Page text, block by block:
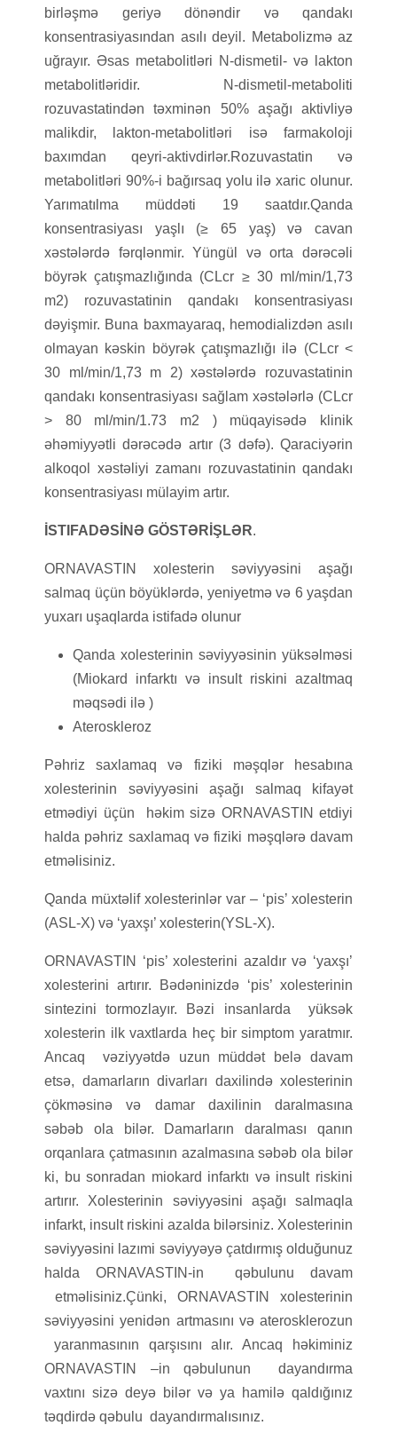
birləşmə geriyə dönəndir və qandakı
konsentrasiyasından asılı deyil. Metabolizmə az
uğrayır. Əsas metabolitləri N-dismetil- və lakton
metabolitləridir. N-dismetil-metaboliti
rozuvastatindən təxminən 50% aşağı aktivliyə
malikdir, lakton-metabolitləri isə farmakoloji
baxımdan qeyri-aktivdirlər.Rozuvastatin və
metabolitləri 90%-i bağırsaq yolu ilə xaric olunur.
Yarımatılma müddəti 19 saatdır.Qanda
konsentrasiyası yaşlı (≥ 65 yaş) və cavan
xəstələrdə fərqlənmir. Yüngül və orta dərəcəli
böyrək çatışmazlığında (CLcr ≥ 30 ml/min/1,73
m2) rozuvastatinin qandakı konsentrasiyası
dəyişmir. Buna baxmayaraq, hemodializdən asılı
olmayan kəskin böyrək çatışmazlığı ilə (CLcr <
30 ml/min/1,73 m 2) xəstələrdə rozuvastatinin
qandakı konsentrasiyası sağlam xəstələrlə (CLcr
> 80 ml/min/1.73 m2 ) müqayisədə klinik
əhəmiyyətli dərəcədə artır (3 dəfə). Qaraciyərin
alkoqol xəstəliyi zamanı rozuvastatinin qandakı
konsentrasiyası mülayim artır.
İSTIFADƏSİNƏ GÖSTƏRİŞLƏR.
ORNAVASTIN xolesterin səviyyəsini aşağı
salmaq üçün böyüklərdə, yeniyetmə və 6 yaşdan
yuxarı uşaqlarda istifadə olunur
Qanda xolesterinin səviyyəsinin yüksəlməsi
(Miokard infarktı və insult riskini azaltmaq
məqsədi ilə )
Ateroskleroz
Pəhriz saxlamaq və fiziki məşqlər hesabına
xolesterinin səviyyəsini aşağı salmaq kifayət
etmədiyi üçün həkim sizə ORNAVASTIN etdiyi
halda pəhriz saxlamaq və fiziki məşqlərə davam
etməlisiniz.
Qanda müxtəlif xolesterinlər var – ‘pis’ xolesterin
(ASL-X) və ‘yaxşı’ xolesterin(YSL-X).
ORNAVASTIN ‘pis’ xolesterini azaldır və ‘yaxşı’
xolesterini artırır. Bədəninizdə ‘pis’ xolesterinin
sintezini tormozlayır. Bəzi insanlarda yüksək
xolesterin ilk vaxtlarda heç bir simptom yaratmır.
Ancaq vəziyyətdə uzun müddət belə davam
etsə, damarların divarları daxilində xolesterinin
çökməsinə və damar daxilinin daralmasına
səbəb ola bilər. Damarların daralması qanın
orqanlara çatmasının azalmasına səbəb ola bilər
ki, bu sonradan miokard infarktı və insult riskini
artırır. Xolesterinin səviyyəsini aşağı salmaqla
infarkt, insult riskini azalda bilərsiniz. Xolesterinin
səviyyəsini lazımi səviyyəyə çatdırmış olduğunuz
halda ORNAVASTIN-in qəbulunu davam
etməlisiniz.Çünki, ORNAVASTIN xolesterinin
səviyyəsini yenidən artmasını və aterosklerozun
yaranmasının qarşısını alır. Ancaq həkiminiz
ORNAVASTIN –in qəbulunun dayandırma
vaxtını sizə deyə bilər və ya hamilə qaldığınız
təqdirdə qəbulu dayandırmalısınız.